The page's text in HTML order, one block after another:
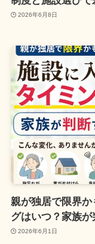
2026年6月8日
親が独居で限界
グはいつ？家族
2026年6月1日